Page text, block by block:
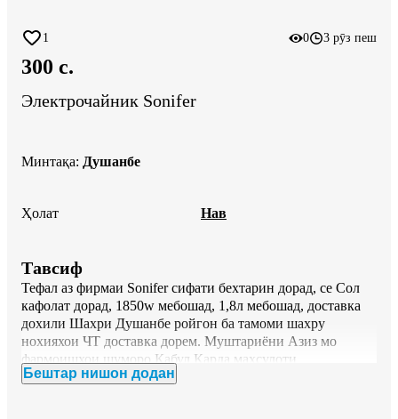
1 0 3 рӯз пеш
300 c.
Электрочайник Sonifer
Минтақа: Душанбе
Ҳолат Нав
Тавсиф
Тефал аз фирмаи Sonifer сифати бехтарин дорад, се Сол
кафолат дорад, 1850w мебошад, 1,8л мебошад, доставка
дохили Шахри Душанбе ройгон ба тамоми шахру
нохияхои ЧТ доставка дорем. Муштариёни Азиз мо
фармоишхои шуморо Кабул Карда махсулоти
фармоишдодаи шуморо Кабул Карда махсулоти
Бештар нишон додан